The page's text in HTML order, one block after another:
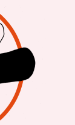
власти
Украины,
я вызвала
лет